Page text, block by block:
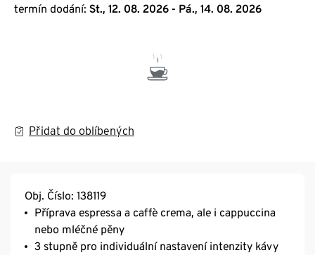
termín dodání: St., 12. 08. 2026 - Pá., 14. 08. 2026
Přidat do oblíbených
Obj. Číslo: 138119
Příprava espressa a caffè crema, ale i cappuccina
nebo mléčné pěny
3 stupně pro individuální nastavení intenzity kávy